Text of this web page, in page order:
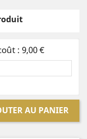
: 9,00 €
AU PANIER